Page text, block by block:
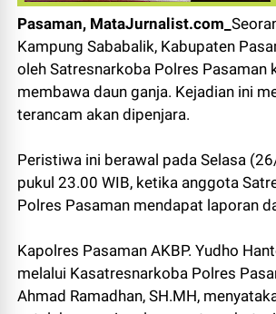
Pasaman, MataJurnalist.com_
Kampung Sababalik, Kabupaten
oleh Satresnarkoba Polres Pasaman
membawa daun ganja. Kejadian ini
terancam akan dipenjara.
Peristiwa ini berawal pada Selasa
pukul 23.00 WIB, ketika anggota
Polres Pasaman mendapat laporan
Kapolres Pasaman AKBP. Yudho
melalui Kasatresnarkoba Polres
Ahmad Ramadhan, SH.MH,